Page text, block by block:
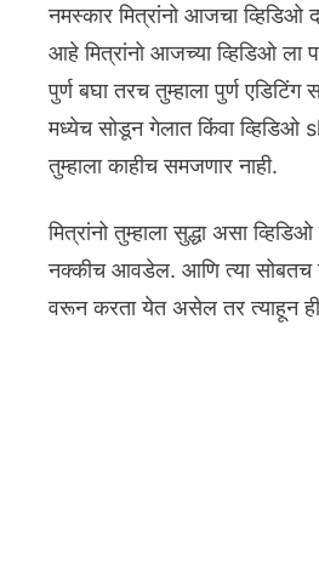
नमस्कार मित्रांनो आजचा व्हिडिओ
आहे मित्रांनो आजच्या व्हिडिओ ला
पुर्ण बघा तरच तुम्हाला पुर्ण
मध्येच सोडून गेलात किंवा
तुम्हाला काहीच समजणार नाही.
मित्रांनो तुम्हाला सुद्धा असा
नक्कीच आवडेल. आणि त्या सोबतच
वरून करता येत असेल तर त्याहून